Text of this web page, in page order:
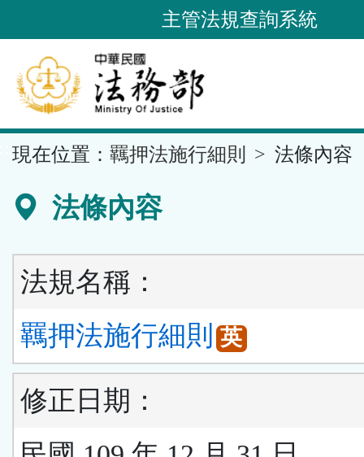
到
要
內
容
區
主管法規查詢系統
現在位置： 羈押法施行細則 法條內容
法條內容
法規名稱：
羈押法施行細則 英
修正日期：